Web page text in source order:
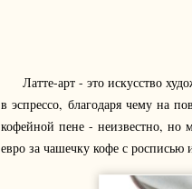
Латте-арт - это искусство
в эспрессо, благодаря чему на
кофейной пене - неизвестно, но
евро за чашечку кофе с росписью